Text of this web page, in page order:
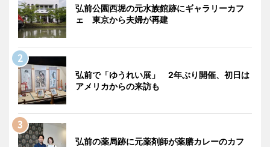
弘前公園西堀の元水族館跡にギャラリーカフ
ェ 東京から夫婦が再建
弘前で「ゆうれい展」 2年ぶり開催、初日は
アメリカからの来訪も
弘前の薬局跡に元薬剤師が薬膳カレーのカフ